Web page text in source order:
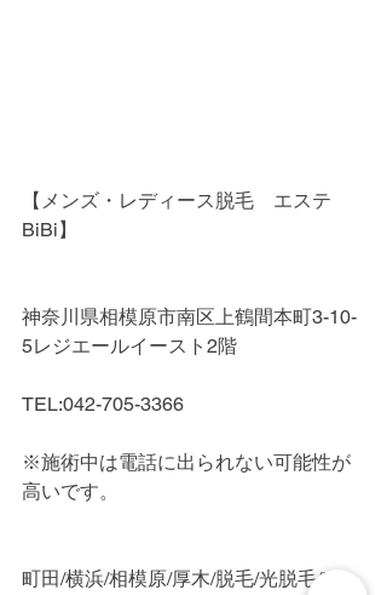
【メンズ・レディース脱毛　エステ
BiBi】
神奈川県相模原市南区上鶴間本町3-10-
5レジエールイースト2階
TEL:042-705-3366
※施術中は電話に出られない可能性が
高いです。
町田/横浜/相模原/厚木/脱毛/光脱毛/IPL